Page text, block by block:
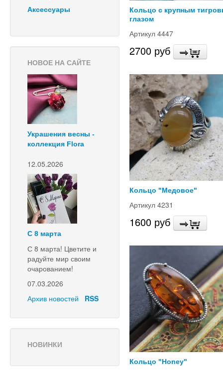
Аксессуары
НОВОЕ НА САЙТЕ
Украшения весны -
коллекция Flora
12.05.2026
С 8 марта
С 8 марта! Цветите и
радуйте мир своим
очарованием!
07.03.2026
Архив новостей
RSS
НОВИНКИ
Кольцо с крупным
глазом
Артикул 4447
2700 руб
Кольцо "Медовое"
Артикул 4231
1600 руб
Кольцо "Honey"